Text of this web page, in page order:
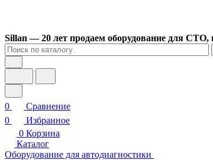
Sillan — 20 лет продаем оборудование для
0
Сравнение
0
Избранное
0 Корзина
Каталог
Оборудование для автодиагностики